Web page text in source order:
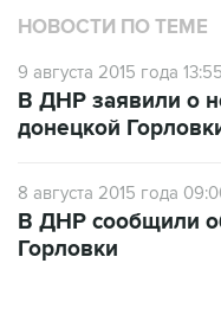
НОВОСТИ ПО ТЕМЕ
9 августа 2015 года 13:55
В ДНР заявили о
донецкой
8 августа 2015 года
В ДНР сообщили
Горловки